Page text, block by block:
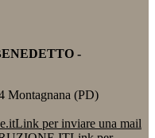
-
Montagnana (PD)
Link per inviare una mail